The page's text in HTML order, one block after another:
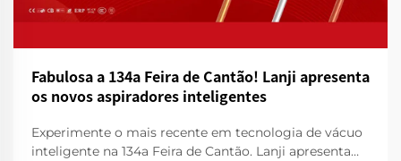
Fabulosa a 134a Feira de Cantão! Lanji apresenta
os novos aspiradores inteligentes
Experimente o mais recente em tecnologia de vácuo
inteligente na 134a Feira de Cantão. Lanji apresenta